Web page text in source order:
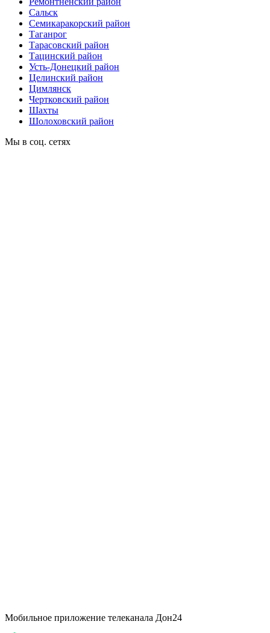
Сальск
Семикаракорский район
Таганрог
Тарасовский район
Тацинский район
Усть-Донецкий район
Целинский район
Цимлянск
Чертковский район
Шахты
Шолоховский район
Мы в соц. сетях
Мобильное приложение телеканала Дон24